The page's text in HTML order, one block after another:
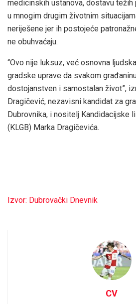
medicinskih ustanova, dostavu težih
u mnogim drugim životnim
neriješene jer ih postojeće
ne obuhvaćaju.
“Ovo nije luksuz, već osnovna
gradske uprave da svakom
dostojanstven i samostalan život”,
Dragičević, nezavisni kandidat za
Dubrovnika, i nositelj Kandidacijske
(KLGB) Marka Dragičevića.
Izvor: Dubrovački Dnevnik
CV